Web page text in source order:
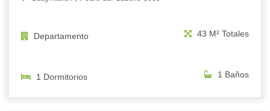
Departamento 43 M² Totales
1 Dormitorios 1 Baños